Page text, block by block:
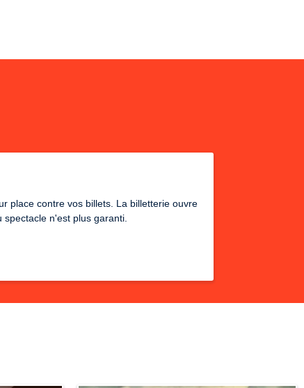
place contre vos billets. La billetterie ouvre
n'est plus garanti.